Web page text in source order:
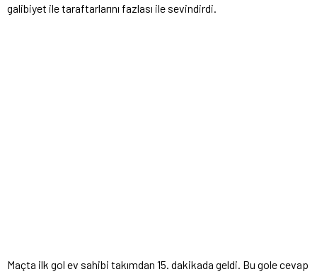
galibiyet ile taraftarlarını fazlası ile sevindirdi.
Maçta ilk gol ev sahibi takımdan 15. dakikada geldi. Bu gole cevap